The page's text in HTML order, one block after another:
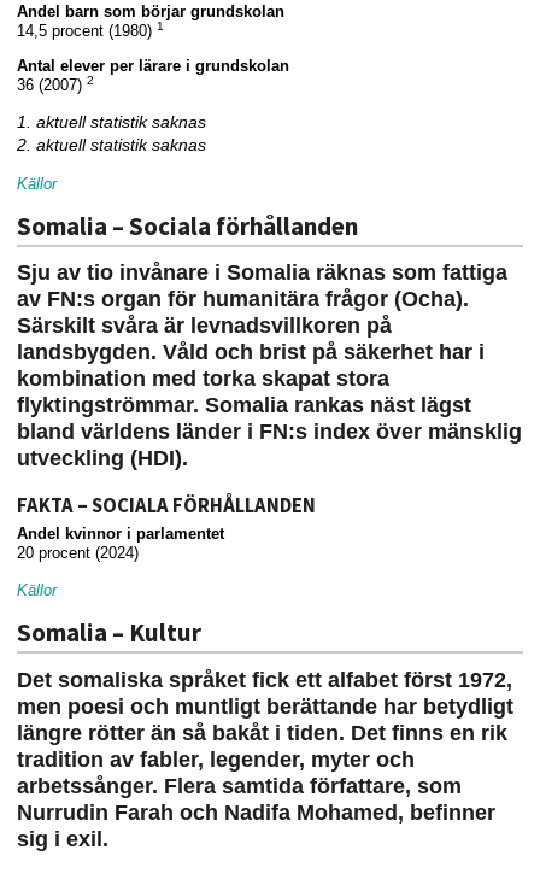
Andel barn som börjar grundskolan
14,5 procent (1980) 1
Antal elever per lärare i grundskolan
36 (2007) 2
1. aktuell statistik saknas
2. aktuell statistik saknas
Källor
Somalia – Sociala förhållanden
Sju av tio invånare i Somalia räknas som fattiga
av FN:s organ för humanitära frågor (Ocha).
Särskilt svåra är levnadsvillkoren på
landsbygden. Våld och brist på säkerhet har i
kombination med torka skapat stora
flyktingströmmar. Somalia rankas näst lägst
bland världens länder i FN:s index över mänsklig
utveckling (HDI).
FAKTA – SOCIALA FÖRHÅLLANDEN
Andel kvinnor i parlamentet
20 procent (2024)
Källor
Somalia – Kultur
Det somaliska språket fick ett alfabet först 1972,
men poesi och muntligt berättande har betydligt
längre rötter än så bakåt i tiden. Det finns en rik
tradition av fabler, legender, myter och
arbetssånger. Flera samtida författare, som
Nurrudin Farah och Nadifa Mohamed, befinner
sig i exil.